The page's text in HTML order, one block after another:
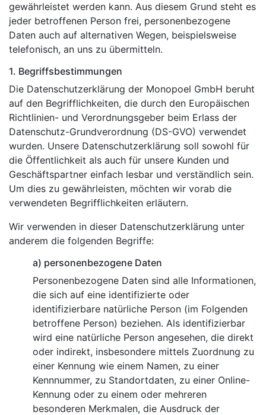
gewährleistet werden kann. Aus diesem Grund steht es
jeder betroffenen Person frei, personenbezogene
Daten auch auf alternativen Wegen, beispielsweise
telefonisch, an uns zu übermitteln.
1. Begriffsbestimmungen
Die Datenschutzerklärung der Monopoel GmbH beruht
auf den Begrifflichkeiten, die durch den Europäischen
Richtlinien- und Verordnungsgeber beim Erlass der
Datenschutz-Grundverordnung (DS-GVO) verwendet
wurden. Unsere Datenschutzerklärung soll sowohl für
die Öffentlichkeit als auch für unsere Kunden und
Geschäftspartner einfach lesbar und verständlich sein.
Um dies zu gewährleisten, möchten wir vorab die
verwendeten Begrifflichkeiten erläutern.
Wir verwenden in dieser Datenschutzerklärung unter
anderem die folgenden Begriffe:
a) personenbezogene Daten
Personenbezogene Daten sind alle Informationen,
die sich auf eine identifizierte oder
identifizierbare natürliche Person (im Folgenden
betroffene Person) beziehen. Als identifizierbar
wird eine natürliche Person angesehen, die direkt
oder indirekt, insbesondere mittels Zuordnung zu
einer Kennung wie einem Namen, zu einer
Kennnummer, zu Standortdaten, zu einer Online-
Kennung oder zu einem oder mehreren
besonderen Merkmalen, die Ausdruck der